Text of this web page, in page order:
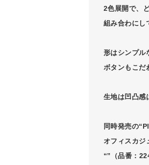
2色展開で、
組み合わにし
形はシンプル
ボタンもこだ
生地は凹凸感
同時発売の
オフィスカジ
“”（品番：